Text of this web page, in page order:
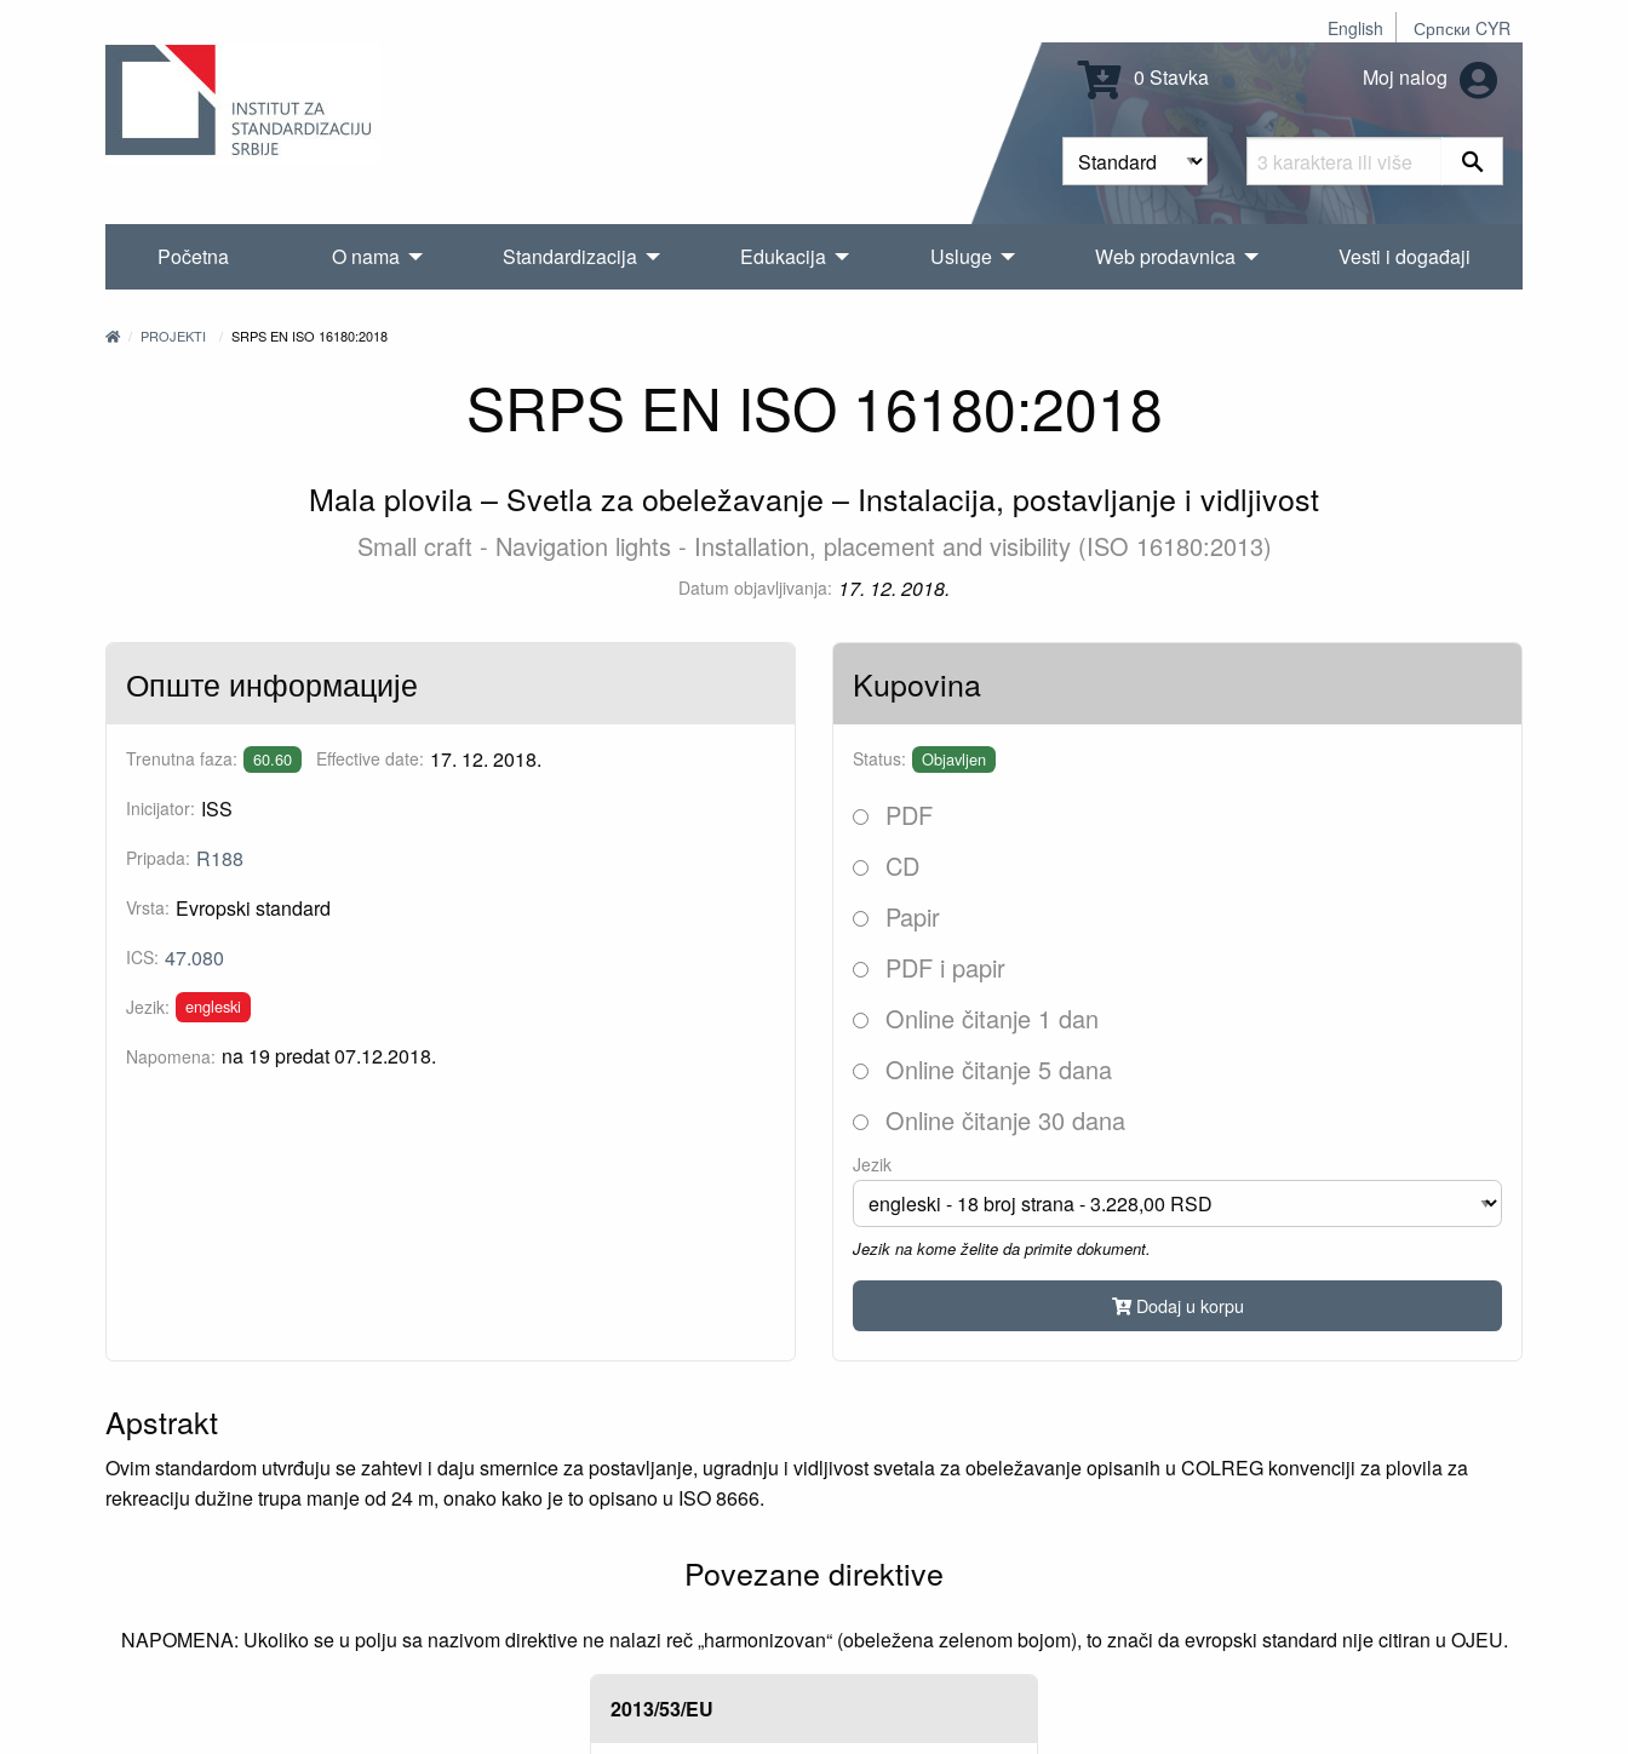
English Српски CYR
0 Stavka Moj nalog
Početna O nama Standardizacija Edukacija Usluge Web prodavnica Vesti i događaji
PROJEKTI SRPS EN ISO 16180:2018
SRPS EN ISO 16180:2018
Mala plovila – Svetla za obeležavanje – Instalacija, postavljanje i vidljivost
Small craft - Navigation lights - Installation, placement and visibility (ISO 16180:2013)
Datum objavljivanja: 17. 12. 2018.
Опште информације
Trenutna faza: 60.60 Effective date: 17. 12. 2018.
Inicijator: ISS
Pripada: R188
Vrsta: Evropski standard
ICS: 47.080
Jezik: engleski
Napomena: na 19 predat 07.12.2018.
Kupovina
Status: Objavljen
PDF
CD
Papir
PDF i papir
Online čitanje 1 dan
Online čitanje 5 dana
Online čitanje 30 dana
Jezik
Jezik na kome želite da primite dokument.
Dodaj u korpu
Apstrakt
Ovim standardom utvrđuju se zahtevi i daju smernice za postavljanje, ugradnju i vidljivost svetala za obeležavanje opisanih u COLREG konvenciji za plovila za
rekreaciju dužine trupa manje od 24 m, onako kako je to opisano u ISO 8666.
Povezane direktive
NAPOMENA: Ukoliko se u polju sa nazivom direktive ne nalazi reč „harmonizovan“ (obeležena zelenom bojom), to znači da evropski standard nije citiran u OJEU.
2013/53/EU